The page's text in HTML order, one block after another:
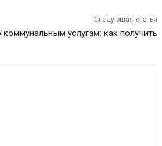
Следующая статья
коммунальным услугам: как получить